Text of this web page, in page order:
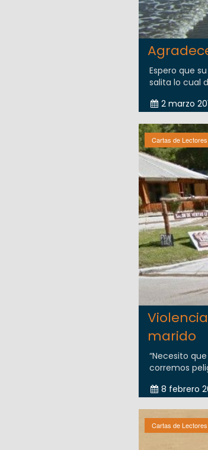
Espero que
salita lo cual
2 marzo
Cartas de Lectores
marido
“Necesito
corremos
8 febrero
Cartas de Lectores